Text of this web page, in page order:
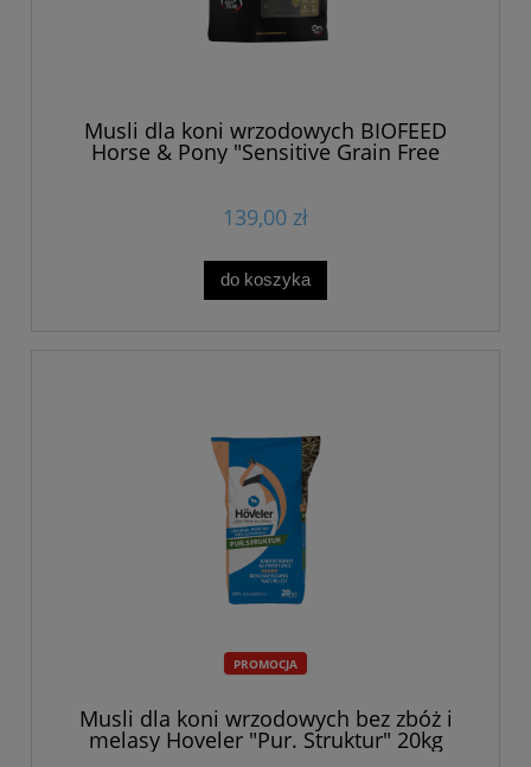
Musli dla koni wrzodowych BIOFEED
Horse & Pony "Sensitive Grain Free
Musli" 20 kg
139,00 zł
do koszyka
PROMOCJA
Musli dla koni wrzodowych bez zbóż i
melasy Hoveler "Pur. Struktur" 20kg